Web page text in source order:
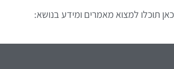
כאן תוכלו למצוא מאמרים ומידע בנושא: